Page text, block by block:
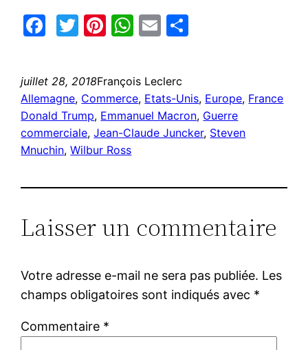
Facebook
Twitter
Pinterest
WhatsApp
Email
juillet 28, 2018François Leclerc
Allemagne, Commerce, Etats-Unis, Europe, France
Donald Trump, Emmanuel Macron, Guerre
commerciale, Jean-Claude Juncker, Steven
Mnuchin, Wilbur Ross
Laisser un commentaire
Votre adresse e-mail ne sera pas publiée. Les
champs obligatoires sont indiqués avec *
Commentaire *